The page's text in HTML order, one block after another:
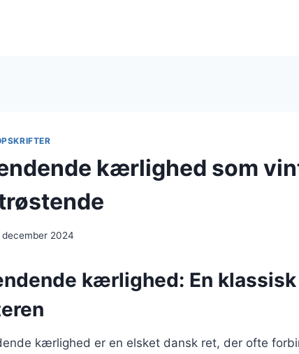
kærlighed som
december 2024
kærlighed: En
kærlighed er en elsket dansk ret, der ofte